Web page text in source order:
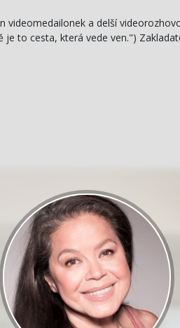
a delší
to cesta, která vede ven.")